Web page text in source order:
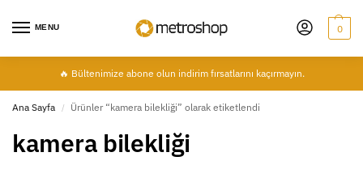
MENU 0
🔥 Bültenimize abone olun indirim fırsatlarını kaçırmayın.
Ana Sayfa / Ürünler “kamera bilekliği” olarak etiketlendi
kamera bilekliği